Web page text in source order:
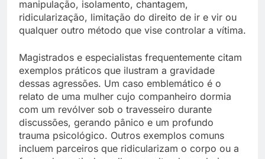
manipulação, isolamento, chantagem,
ridicularização, limitação do direito de ir e vir ou
qualquer outro método que vise controlar a vítima.
Magistrados e especialistas frequentemente citam
exemplos práticos que ilustram a gravidade
dessas agressões. Um caso emblemático é o
relato de uma mulher cujo companheiro dormia
com um revólver sob o travesseiro durante
discussões, gerando pânico e um profundo
trauma psicológico. Outros exemplos comuns
incluem parceiros que ridicularizam o corpo ou a